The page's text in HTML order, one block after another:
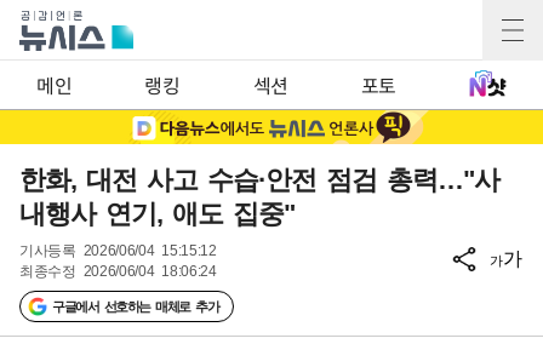
메인 랭킹 섹션 포토
한화, 대전 사고 수습·안전 점검 총력…"사
내행사 연기, 애도 집중"
기사등록 2026/06/04 15:15:12
최종수정 2026/06/04 18:06:24
구글에서 선호하는 매체로 추가
가가